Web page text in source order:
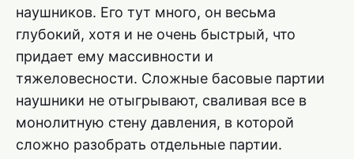
наушников. Его тут много, он весьма
глубокий, хотя и не очень быстрый, что
придает ему массивности и
тяжеловесности. Сложные басовые партии
наушники не отыгрывают, сваливая все в
монолитную стену давления, в которой
сложно разобрать отдельные партии.